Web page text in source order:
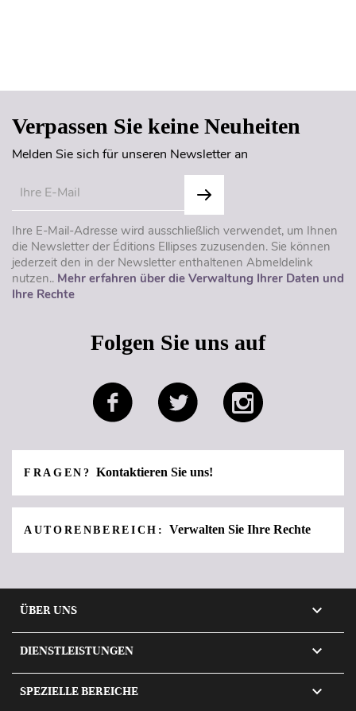
Verpassen Sie keine Neuheiten
Melden Sie sich für unseren Newsletter an
Ihre E-Mail-Adresse wird ausschließlich verwendet, um Ihnen
die Newsletter der Éditions Ellipses zuzusenden. Sie können
jederzeit den in der Newsletter enthaltenen Abmeldelink
nutzen.. Mehr erfahren über die Verwaltung Ihrer Daten und
Ihre Rechte
Folgen Sie uns auf
FRAGEN?Kontaktieren Sie uns!
AUTORENBEREICH: Verwalten Sie Ihre Rechte
ÜBER UNS 
DIENSTLEISTUNGEN 
SPEZIELLE BEREICHE 